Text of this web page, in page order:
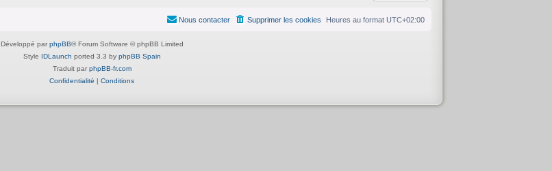
Heures au format UTC+02:00
Supprimer les cookies
Nous contacter
Développé par phpBB® Forum Software © phpBB Limited
Style IDLaunch ported 3.3 by phpBB Spain
Traduit par phpBB-fr.com
Confidentialité | Conditions